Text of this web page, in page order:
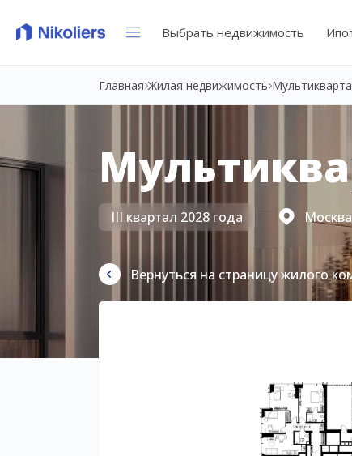
Выбрать недвижимость
Главная Жилая недвижимость
III квартал 2028 года
Вернуться на страницу жилого